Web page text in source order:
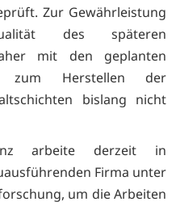
Zur Gewährleistung
des späteren
mit den geplanten
zum Herstellen der
bislang nicht
arbeite derzeit in
Firma unter
um die Arbeiten